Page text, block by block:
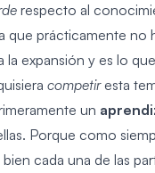
respecto al
que prácticamente no
la expansión y es lo
competiresta
un
Porque como
cada una de las